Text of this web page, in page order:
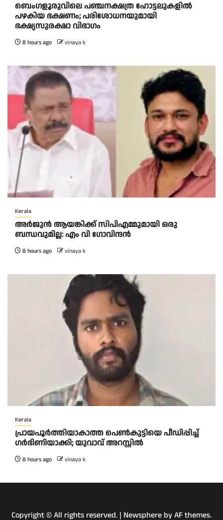
ബെംഗളൂരുവിലെ പഞ്ചനക്ഷത്ര ഹോട്ടലുകളിൽ
പഴകിയ ഭക്ഷണം; പരിശോധനയുമായി
ഭക്ഷ്യസുരക്ഷാ വിഭാഗം
8 hours ago vinaya k
Kerala
അര്‍ജുന്‍ ആയങ്കിക്ക് സിപിഎമ്മുമായി ഒരു
ബന്ധവുമില്ല: എം വി ഗോവിന്ദന്‍
8 hours ago vinaya k
Kerala
പ്രായപൂർത്തിയാകാത്ത പെൺകുട്ടിയെ പീഡിപ്പിച്ച്
ഗർഭിണിയാക്കി; യുവാവ് അറസ്റ്റിൽ
8 hours ago vinaya k
Copyright © All rights reserved. | Newsphere by AF themes.